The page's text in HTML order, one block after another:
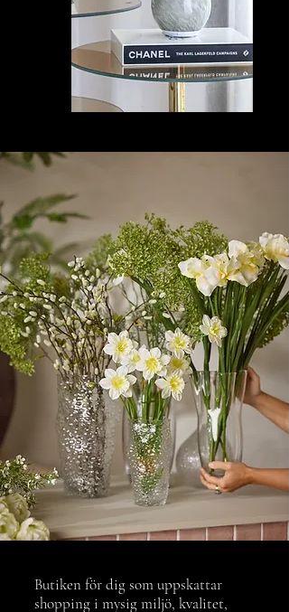
Butiken för dig som uppskattar
shopping i mysig miljö, kvalitet,